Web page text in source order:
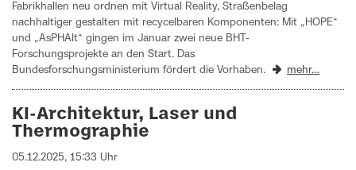
Fabrikhallen neu ordnen mit Virtual Reality, Straßenbelag
nachhaltiger gestalten mit recycelbaren Komponenten: Mit „HOPE“
und „AsPHAlt“ gingen im Januar zwei neue BHT-
Forschungsprojekte an den Start. Das
Bundesforschungsministerium fördert die Vorhaben.
mehr…
KI-Architektur, Laser und
Thermographie
05.12.2025, 15:33 Uhr